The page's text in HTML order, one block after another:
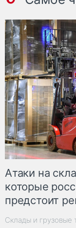
Атаки на
которые
предстоит
Склады и грузовые